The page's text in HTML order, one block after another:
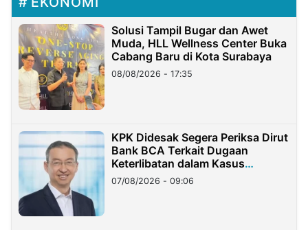
Solusi Tampil Bugar dan Awet
Muda, HLL Wellness Center Buka
Cabang Baru di Kota Surabaya
08/08/2026 - 17:35
KPK Didesak Segera Periksa Dirut
Bank BCA Terkait Dugaan
Keterlibatan dalam Kasus
Hilangnya Dana Nasabah Rp2,58
Miliar
07/08/2026 - 09:06